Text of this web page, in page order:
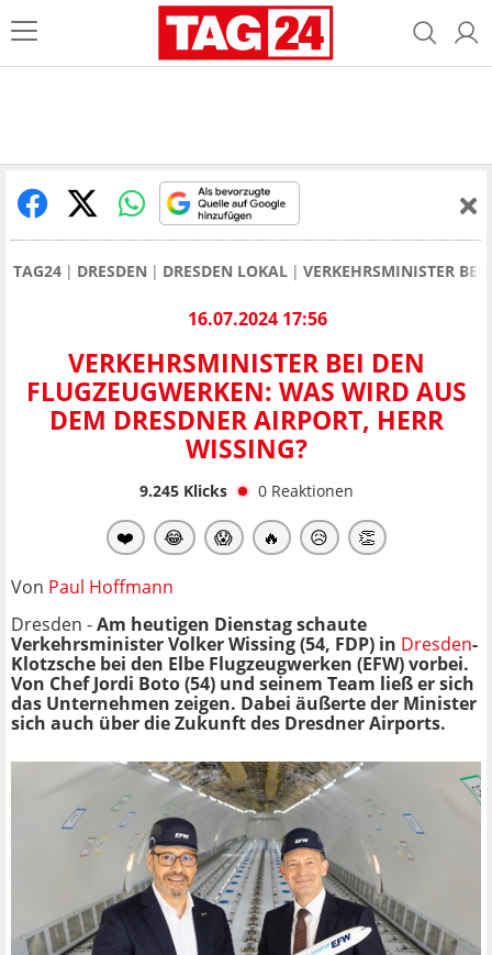
TAG24 DRESDEN DRESDEN LOKAL VERKEHRSMINISTER
16.07.2024 17:56
VERKEHRSMINISTER BEI DEN
FLUGZEUGWERKEN: WAS WIRD AUS
DEM DRESDNER AIRPORT, HERR
WISSING?
9.245Klicks 0 Reaktionen
❤️ 😂 😱 🔥 😥 👏
Von Paul Hoffmann
Dresden -Am heutigen Dienstag schaute
Verkehrsminister Volker Wissing (54, FDP) in Dresden-
Klotzsche bei den Elbe Flugzeugwerken (EFW)vorbei.
Von Chef Jordi Boto (54) und seinem Team ließ er sich
das Unternehmen zeigen. Dabei äußerte der Minister
sich auch über die Zukunft des Dresdner Airports.